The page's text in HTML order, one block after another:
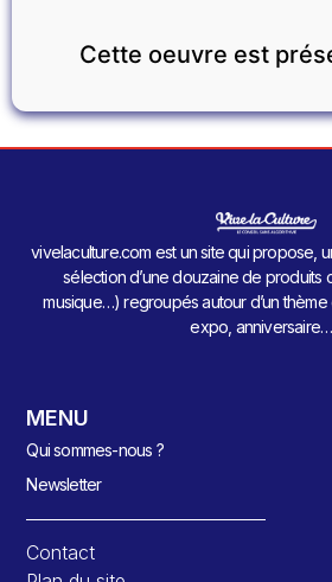
Cette oeuvre est
vivelaculture.com est un site qui propose,
sélection d’une douzaine de produits
musique…) regroupés autour d’un thème
expo,
MENU
Qui sommes-nous ?
Newsletter
Contact